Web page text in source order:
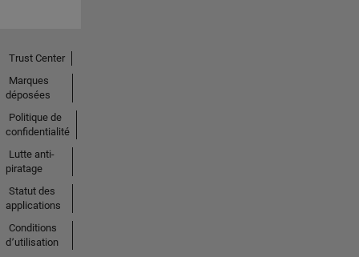
Trust Center
Marques
déposées
Politique de
confidentialité
Lutte anti-
piratage
Statut des
applications
Conditions
d՚utilisation